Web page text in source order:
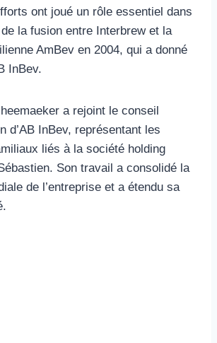
ont joué un rôle essentiel dans
la fusion entre Interbrew et la
AmBev en 2004, qui a donné
InBev.
a rejoint le conseil
d’AB InBev, représentant les
liés à la société holding
Son travail a consolidé la
de l’entreprise et a étendu sa